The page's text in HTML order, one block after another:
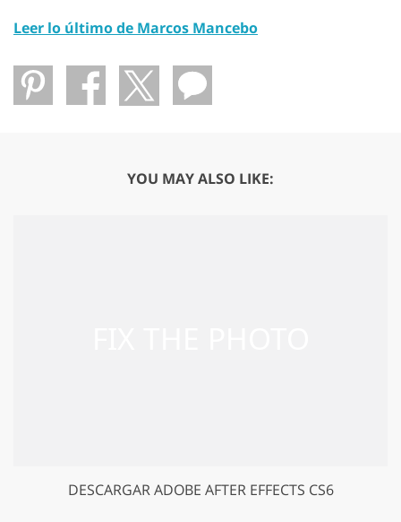
Leer lo último de Marcos Mancebo
YOU MAY ALSO LIKE:
DESCARGAR ADOBE AFTER EFFECTS CS6